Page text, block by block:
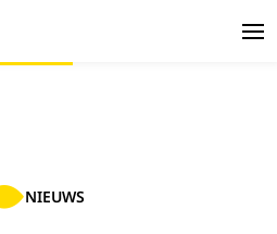
NIEUWS